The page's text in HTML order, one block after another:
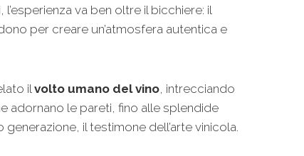
va ben oltre il bicchiere: il
per creare un’atmosfera autentica e
ilvolto umano del vino, intrecciando
adornano le pareti, fino alle splendide
il testimone dell’arte vinicola.